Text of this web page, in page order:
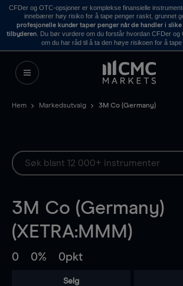
CFDer og OTC-opsjoner er komplekse finansielle
innebærer høy risiko for å tape penger raskt, grunnet
profesjonelle kunder taper penger når de handler i
tilbyderen . Du bør vurdere om du forstår hvordan CFDer
om du har råd til å ta den høye risikoen for å tape
Hem Markedsutvalg 3M Co (Germany)
3M Co (Germany)
(XETRA:MMM)
0 0% 0pkt
Selg